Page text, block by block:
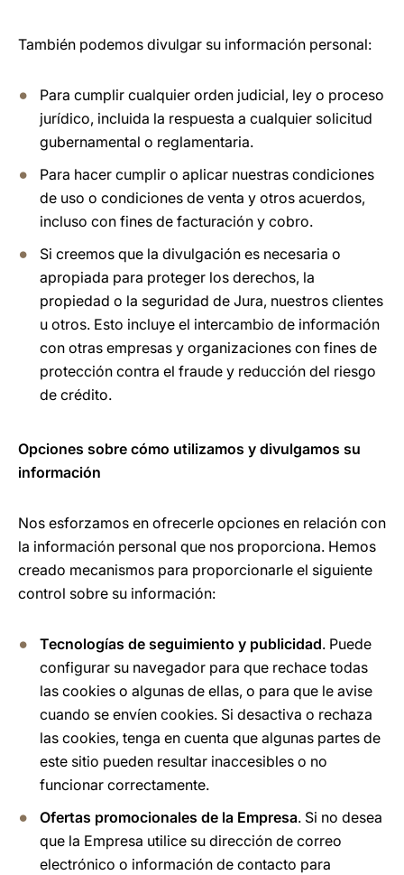
También podemos divulgar su información personal:
Para cumplir cualquier orden judicial, ley o proceso
jurídico, incluida la respuesta a cualquier solicitud
gubernamental o reglamentaria.
Para hacer cumplir o aplicar nuestras condiciones
de uso o condiciones de venta y otros acuerdos,
incluso con fines de facturación y cobro.
Si creemos que la divulgación es necesaria o
apropiada para proteger los derechos, la
propiedad o la seguridad de Jura, nuestros clientes
u otros. Esto incluye el intercambio de información
con otras empresas y organizaciones con fines de
protección contra el fraude y reducción del riesgo
de crédito.
Opciones sobre cómo utilizamos y divulgamos su
información
Nos esforzamos en ofrecerle opciones en relación con
la información personal que nos proporciona. Hemos
creado mecanismos para proporcionarle el siguiente
control sobre su información:
Tecnologías de seguimiento y publicidad. Puede
configurar su navegador para que rechace todas
las cookies o algunas de ellas, o para que le avise
cuando se envíen cookies. Si desactiva o rechaza
las cookies, tenga en cuenta que algunas partes de
este sitio pueden resultar inaccesibles o no
funcionar correctamente.
Ofertas promocionales de la Empresa. Si no desea
que la Empresa utilice su dirección de correo
electrónico o información de contacto para